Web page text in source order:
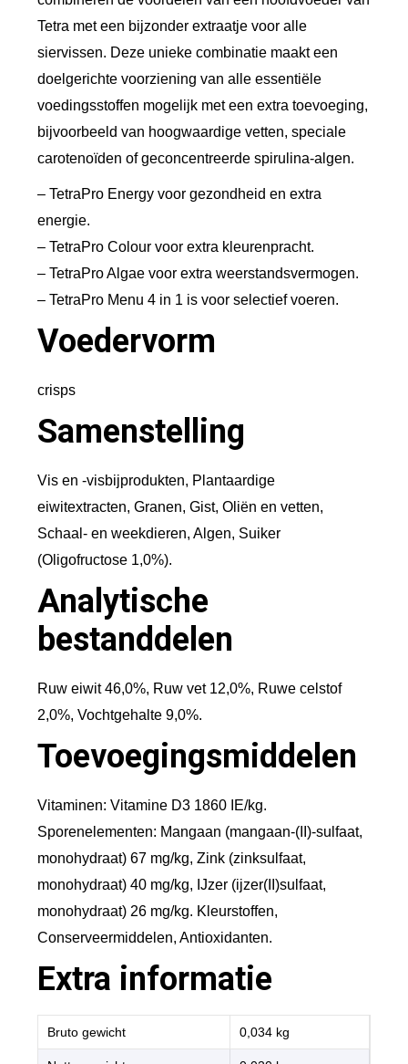
m
Tetra met een bijzonder extraatje voor alle
siervissen. Deze unieke combinatie maakt een
doelgerichte voorziening van alle essentiële
voedingsstoffen mogelijk met een extra toevoeging,
bijvoorbeeld van hoogwaardige vetten, speciale
carotenoïden of geconcentreerde spirulina-algen.
– TetraPro Energy voor gezondheid en extra
energie.
– TetraPro Colour voor extra kleurenpracht.
– TetraPro Algae voor extra weerstandsvermogen.
– TetraPro Menu 4 in 1 is voor selectief voeren.
Voedervorm
crisps
Samenstelling
Vis en -visbijprodukten, Plantaardige
eiwitextracten, Granen, Gist, Oliën en vetten,
Schaal- en weekdieren, Algen, Suiker
(Oligofructose 1,0%).
Analytische
bestanddelen
Ruw eiwit 46,0%, Ruw vet 12,0%, Ruwe celstof
2,0%, Vochtgehalte 9,0%.
Toevoegingsmiddelen
Vitaminen: Vitamine D3 1860 IE/kg.
Sporenelementen: Mangaan (mangaan-(II)-sulfaat,
monohydraat) 67 mg/kg, Zink (zinksulfaat,
monohydraat) 40 mg/kg, IJzer (ijzer(II)sulfaat,
monohydraat) 26 mg/kg. Kleurstoffen,
Conserveermiddelen, Antioxidanten.
Extra informatie
Bruto gewicht 0,034 kg